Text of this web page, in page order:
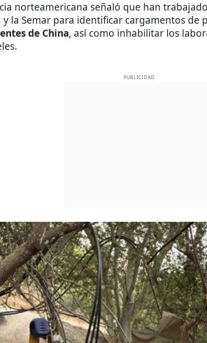
norteamericana señaló que han
y la Semar para identificar cargamentos de
de China, así como inhabilitar los
PUBLICIDAD